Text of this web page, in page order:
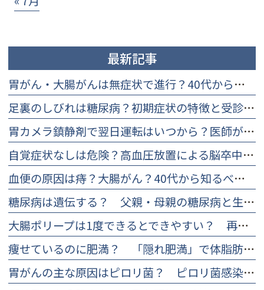
最新記事
胃がん・大腸がんは無症状で進行？40代から知るべき早期検査と理由
足裏のしびれは糖尿病？初期症状の特徴と受診を迷う方への改善策
胃カメラ鎮静剤で翌日運転はいつから？医師が教える安全基準と判断法
自覚症状なしは危険？高血圧放置による脳卒中・心筋梗塞リスクと受診目安
血便の原因は痔？大腸がん？40代から知るべき違いと痛くない検査
糖尿病は遺伝する？ 父親・母親の糖尿病と生活習慣の重要性
大腸ポリープは1度できるとできやすい？ 再発率と再発防止について
痩せているのに肥満？ 「隠れ肥満」で体脂肪率を下げる食事や対策について
胃がんの主な原因はピロリ菌？ ピロリ菌感染のリスクと早期発見の大切さ